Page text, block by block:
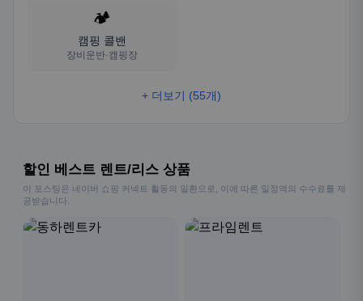
🏕️
캠핑 콜밴
장비운반·캠핑장
+ 더보기 (55개)
할인 베스트 렌트/리스 상품
이 포스팅은 네이버 쇼핑 커넥트 활동의 일환으로, 이에 따른 일정액의 수수료를 제
공받습니다.